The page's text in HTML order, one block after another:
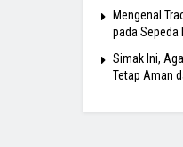
Mengenal
pada Sepeda
Simak Ini,
Tetap Aman